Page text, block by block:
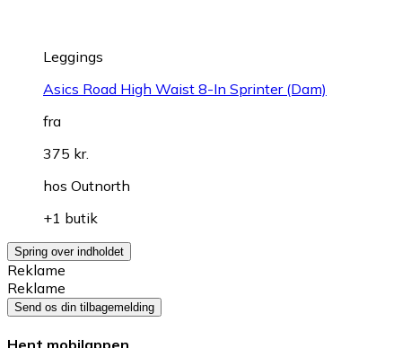
Leggings
Asics Road High Waist 8-In Sprinter (Dam)
fra
375 kr.
hos Outnorth
+1 butik
Spring over indholdet
Reklame
Reklame
Send os din tilbagemelding